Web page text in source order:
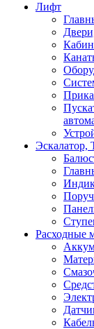
Лифт
Эскалатор,
Расходные